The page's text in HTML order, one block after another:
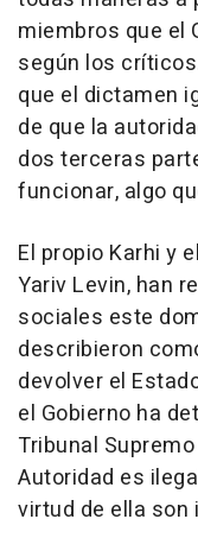
miembros que el
según los
que el dictamen
de que la
dos terceras
funcionar, algo
El propio Karhi y
Yariv Levin, han
sociales este
describieron
devolver el
el Gobierno ha
Tribunal
Autoridad es
virtud de ella son